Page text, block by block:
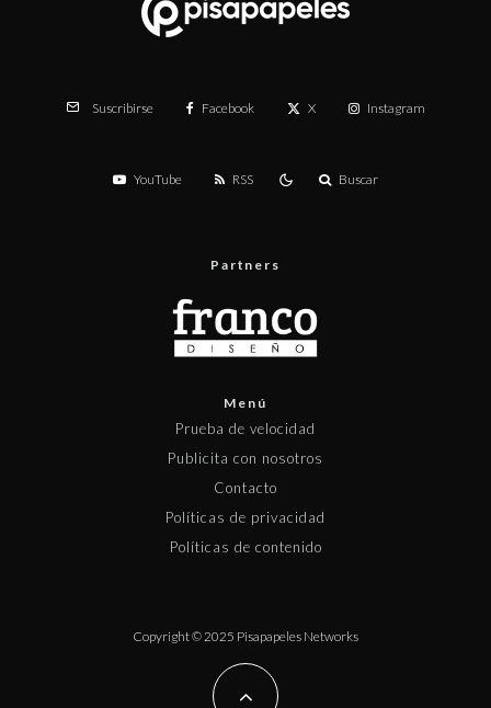
Suscribirse Facebook X Instagram
YouTube RSS Buscar
Partners
Menú
Prueba de velocidad
Publicita con nosotros
Contacto
Políticas de privacidad
Políticas de contenido
Copyright © 2025 Pisapapeles Networks